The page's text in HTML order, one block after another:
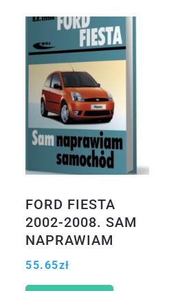
FORD FIESTA
2002-2008. SAM
NAPRAWIAM
SAMOCHÓD
55.65zł